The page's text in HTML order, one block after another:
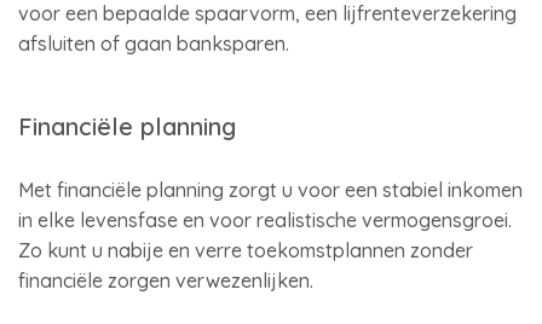
voor een bepaalde spaarvorm, een lijfrenteverzekering
afsluiten of gaan banksparen.
Financiële planning
Met financiële planning zorgt u voor een stabiel inkomen
in elke levensfase en voor realistische vermogensgroei.
Zo kunt u nabije en verre toekomstplannen zonder
financiële zorgen verwezenlijken.